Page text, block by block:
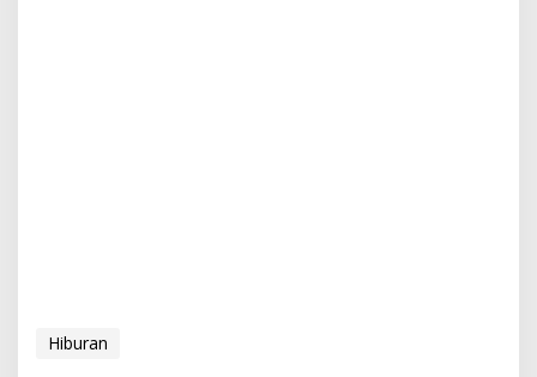
Hiburan